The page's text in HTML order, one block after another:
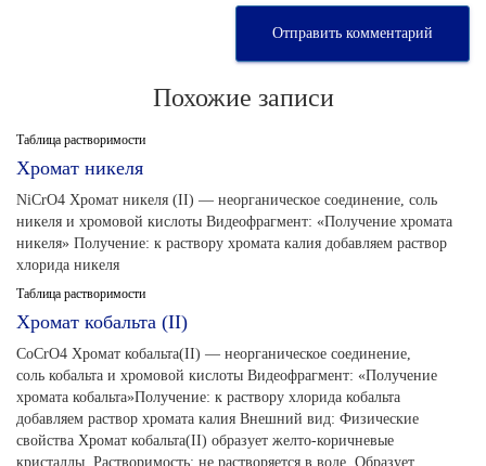
Похожие записи
Таблица растворимости
Хромат никеля
NiCrO4 Хромат никеля (II) — неорганическое соединение, соль
никеля и хромовой кислоты Видеофрагмент: «Получение хромата
никеля» Получение: к раствору хромата калия добавляем раствор
хлорида никеля
Таблица растворимости
Хромат кобальта (II)
CoCrO4 Хромат кобальта(II) — неорганическое соединение,
соль кобальта и хромовой кислоты Видеофрагмент: «Получение
хромата кобальта»Получение: к раствору хлорида кобальта
добавляем раствор хромата калия Внешний вид: Физические
свойства Хромат кобальта(II) образует желто-коричневые
кристаллы. Растворимость: не растворяется в воде. Образует